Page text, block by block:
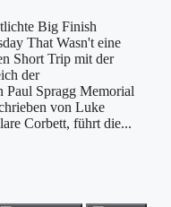
Big Finish
That Wasn't eine
Short Trip mit der
der
Paul Spragg Memorial
von Luke
Corbett, führt die...